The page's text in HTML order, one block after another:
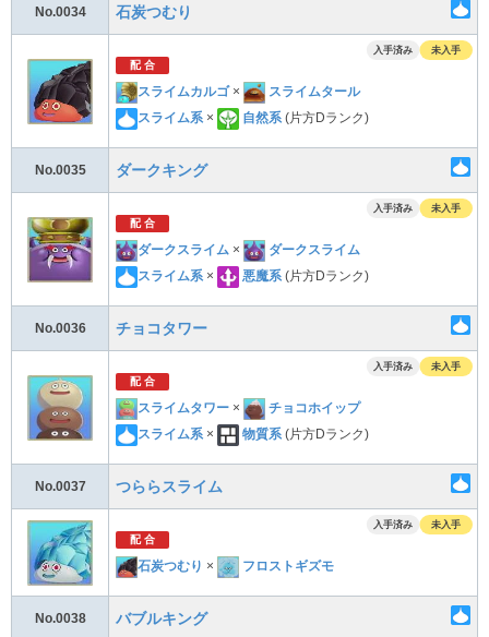
No.0034 石炭つむり
入手済み 未入手
配 合
スライムカルゴ×
スライムタール
スライム系 × 自然系 (片方Dランク)
No.0035 ダークキング
入手済み 未入手
配 合
ダークスライム ×
ダークスライム
スライム系 × 悪魔系 (片方Dランク)
No.0036 チョコタワー
入手済み 未入手
配 合
スライムタワー ×
チョコホイップ
スライム系 × 物質系 (片方Dランク)
No.0037 つららスライム
入手済み 未入手
配 合
石炭つむり × フロストギズモ
No.0038 バブルキング